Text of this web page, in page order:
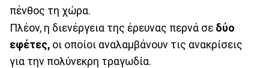
πένθος τη χώρα.
Πλέον, η διενέργεια της έρευνας περνά σε δύο
εφέτες, οι οποίοι αναλαμβάνουν τις ανακρίσεις
για την πολύνεκρη τραγωδία.